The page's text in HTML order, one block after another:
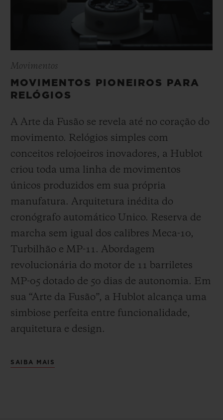
Movimentos
MOVIMENTOS PIONEIROS PARA
RELÓGIOS
A Arte da Fusão se revela até no coração do
movimento. Relógios simples com
conceitos relojoeiros inovadores, a Hublot
criou toda uma linha de movimentos
únicos produzidos em sua própria
manufatura. Arquitetura inédita do
cronógrafo automático Unico. Reserva de
marcha sem igual dos calibres Meca-10,
Turbilhão e MP-11. Abordagem
revolucionária do motor de 11 barriletes
MP-05 dotado de 50 dias de autonomia. Em
sua “Arte da Fusão”, a Hublot alcança uma
simbiose perfeita entre funcionalidade,
arquitetura e design.
SAIBA MAIS